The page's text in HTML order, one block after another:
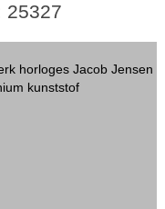
25327
horloges Jacob Jensen
kunststof